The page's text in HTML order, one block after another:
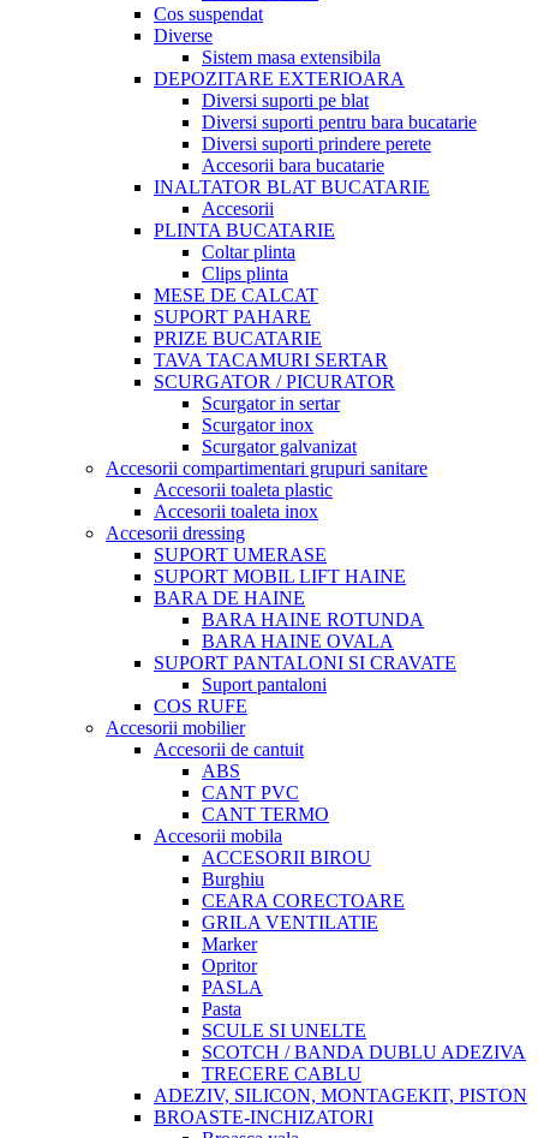
Cos suspendat
Diverse
Sistem masa extensibila
DEPOZITARE EXTERIOARA
Diversi suporti pe blat
Diversi suporti pentru bara bucatarie
Diversi suporti prindere perete
Accesorii bara bucatarie
INALTATOR BLAT BUCATARIE
Accesorii
PLINTA BUCATARIE
Coltar plinta
Clips plinta
MESE DE CALCAT
SUPORT PAHARE
PRIZE BUCATARIE
TAVA TACAMURI SERTAR
SCURGATOR / PICURATOR
Scurgator in sertar
Scurgator inox
Scurgator galvanizat
Accesorii compartimentari grupuri sanitare
Accesorii toaleta plastic
Accesorii toaleta inox
Accesorii dressing
SUPORT UMERASE
SUPORT MOBIL LIFT HAINE
BARA DE HAINE
BARA HAINE ROTUNDA
BARA HAINE OVALA
SUPORT PANTALONI SI CRAVATE
Suport pantaloni
COS RUFE
Accesorii mobilier
Accesorii de cantuit
ABS
CANT PVC
CANT TERMO
Accesorii mobila
ACCESORII BIROU
Burghiu
CEARA CORECTOARE
GRILA VENTILATIE
Marker
Opritor
PASLA
Pasta
SCULE SI UNELTE
SCOTCH / BANDA DUBLU ADEZIVA
TRECERE CABLU
ADEZIV, SILICON, MONTAGEKIT, PISTON
BROASTE-INCHIZATORI